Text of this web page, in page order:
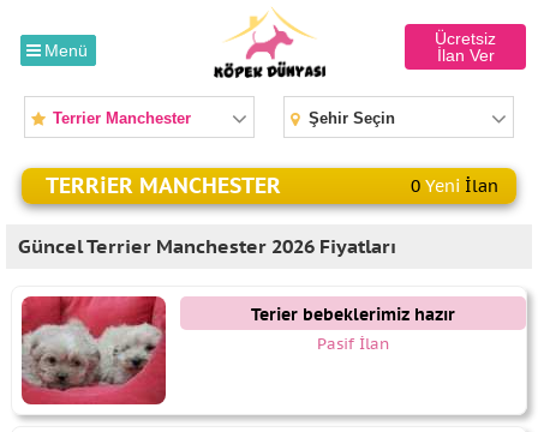
Menü
Ücretsiz
İlan Ver
Terrier Manchester Şehir Seçin
TERRiER MANCHESTER 0 Yeni İlan
Güncel Terrier Manchester 2026 Fiyatları
Terier bebeklerimiz hazır
Pasif İlan